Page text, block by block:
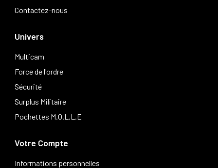
Contactez-nous
Univers
Multicam
Force de l'ordre
Sécurité
Surplus Militaire
Pochettes M.O.L.L.E
Votre Compte
Informations personnelles